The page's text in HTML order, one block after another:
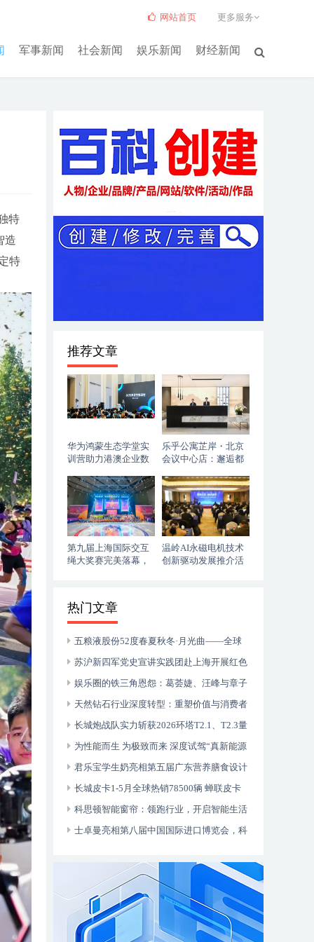
军事新闻 社会新闻 娱乐新闻 财经新闻
网站首页 更多服务
特
造
特
推荐文章
华为鸿蒙生态学堂实
训营助力港澳企业数
乐乎公寓芷岸・北京
会议中心店：邂逅都
第九届上海国际交互
绳大奖赛完美落幕，
温岭AI永磁电机技术
创新驱动发展推介活
热门文章
五粮液股份52度春夏秋冬·月光曲——全球
行明星爆品
苏沪新四军党史宣讲实践团赴上海开展红色
实践活动
娱乐圈的铁三角恩怨：葛荟婕、汪峰与章子
怡的情感纠葛
天然钻石行业深度转型：重塑价值与消费者
信任
长城炮战队实力斩获2026环塔T2.1、T2.3量
产总冠军 推动中国越野向上
为性能而生 为极致而来 深度试驾“真新能源
皮卡”长城炮Hi4-T
君乐宝学生奶亮相第五届广东营养膳食设计
大赛，助推校园营养餐升级
长城皮卡1-5月全球热销78500辆 蝉联皮卡
销冠 超级金融购车季来袭
科思顿智能窗帘：领跑行业，开启智能生活
新篇章
士卓曼亮相第八届中国国际进口博览会，科